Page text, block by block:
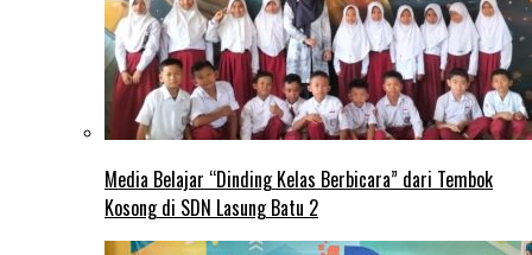
Media Belajar “Dinding Kelas Berbicara” dari Tembok
Kosong di SDN Lasung Batu 2